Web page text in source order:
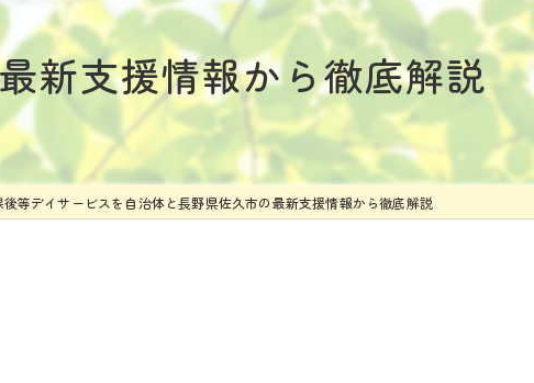
自閉症
発達障がい
落ち着きがない
体験
コラム
新支援情報から徹底解説
後等デイサービスを自治体と長野県佐久市の最新支援情報から徹底解説